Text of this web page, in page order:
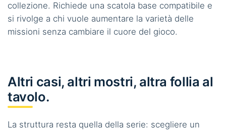
collezione. Richiede una scatola base compatibile e
si rivolge a chi vuole aumentare la varietà delle
missioni senza cambiare il cuore del gioco.
Altri casi, altri mostri, altra follia al
tavolo.
La struttura resta quella della serie: scegliere un